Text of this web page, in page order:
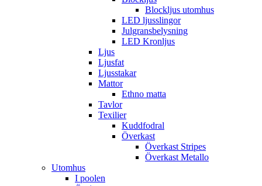
Blockljus utomhus
LED ljusslingor
Julgransbelysning
LED Kronljus
Ljus
Ljusfat
Ljusstakar
Mattor
Ethno matta
Tavlor
Texilier
Kuddfodral
Överkast
Överkast Stripes
Överkast Metallo
Utomhus
I poolen